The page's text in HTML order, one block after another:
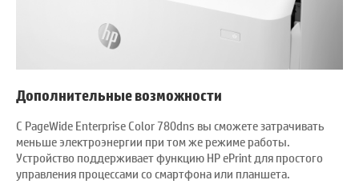
Дополнительные возможности
С PageWide Enterprise Color 780dns вы сможете затрачивать
меньше электроэнергии при том же режиме работы.
Устройство поддерживает функцию HP ePrint для простого
управления процессами со смартфона или планшета.